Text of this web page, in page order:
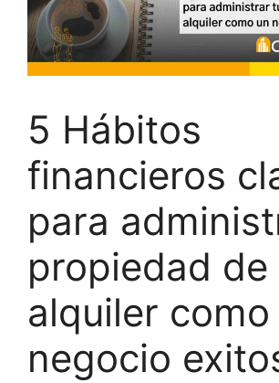
5 Hábitos
financieros
para
propiedad de
alquiler como
negocio